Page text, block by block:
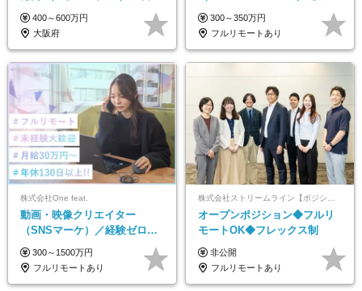
休み／生成AIを活用できる方
歓迎
400～600万円
大阪府
ックス/フルリモ】未経験OK
｜Web研修1年間｜副業OK
300～350万円
フルリモートあり
株式会社One feat.
動画・映像クリエイター
（SNSマーケ）／経験ゼロか
ら一流へ／フルリモートOK／
月給30万円～／年休130日以上
300～1500万円
フルリモートあり
株式会社ストリームライン【ポジションマッチ登録】
オープンポジション◆フルリ
モートOK◆フレックス制
非公開
フルリモートあり